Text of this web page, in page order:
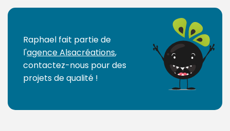
Raphael fait partie de
l'agence Alsacréations,
contactez-nous pour des
projets de qualité !